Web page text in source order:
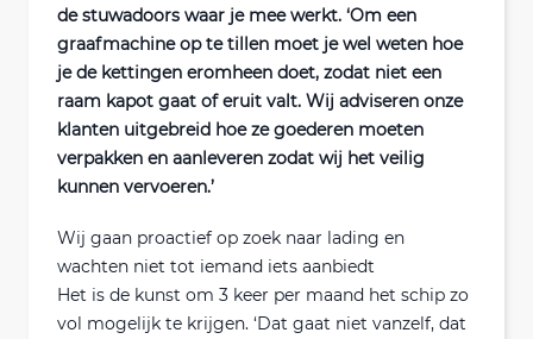
de stuwadoors waar je mee werkt. ‘Om een
graafmachine op te tillen moet je wel weten hoe
je de kettingen eromheen doet, zodat niet een
raam kapot gaat of eruit valt. Wij adviseren onze
klanten uitgebreid hoe ze goederen moeten
verpakken en aanleveren zodat wij het veilig
kunnen vervoeren.’
Wij gaan proactief op zoek naar lading en
wachten niet tot iemand iets aanbiedt
Het is de kunst om 3 keer per maand het schip zo
vol mogelijk te krijgen. ‘Dat gaat niet vanzelf, dat